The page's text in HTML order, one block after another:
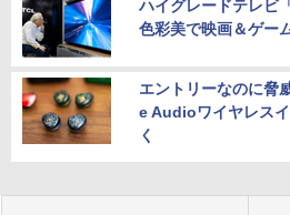
ハイグレードテレビ
色彩美で映画＆ゲー
エントリーなのに脅
e Audioワイヤレス
く